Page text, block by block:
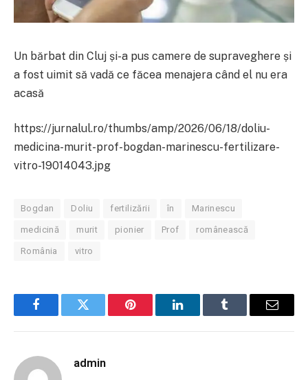
Un bărbat din Cluj și-a pus camere de supraveghere și
a fost uimit să vadă ce făcea menajera când el nu era
acasă
https://jurnalul.ro/thumbs/amp/2026/06/18/doliu-
medicina-murit-prof-bogdan-marinescu-fertilizare-
vitro-19014043.jpg
Bogdan Doliu fertilizării în Marinescu
medicină murit pionier Prof românească
România vitro
FacebookTwitter Pinterest LinkedInTumblr Email
admin